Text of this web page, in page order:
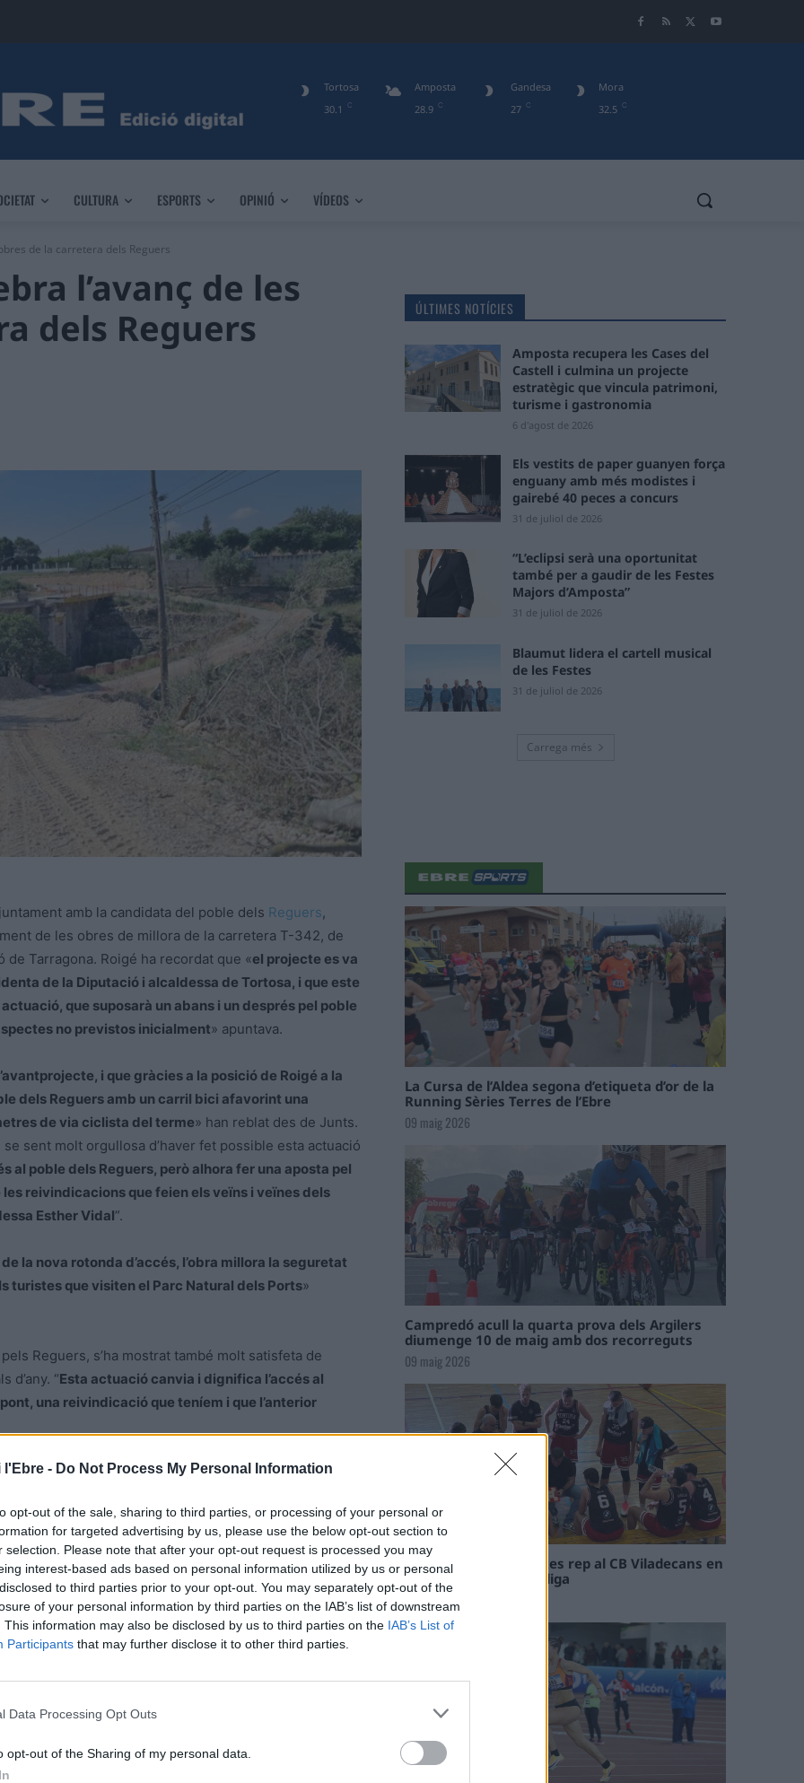
l'Ebre - Do Not Process My Personal Information
opt-out of the sale, sharing to third parties, or processing of your personal or
for targeted advertising by us, please use the below opt-out section to
selection. Please note that after your opt-out request is processed you may
interest-based ads based on personal information utilized by us or personal
to third parties prior to your opt-out. You may separately opt-out of the
of your personal information by third parties on the IAB’s list of downstream
This information may also be disclosed by us to third parties on the IAB’s List of
Participants that may further disclose it to other third parties.
Data Processing Opt Outs
opt-out of the Sharing of my personal data.
30.1 C
Tortosa
28.9 C
Amposta
27 C
Gandesa
32.5 C
Mora
CULTURA ESPORTS OPINIÓ VÍDEOS
de la carretera dels Reguers
l’avanç de les
dels Reguers
amb la candidata del poble dels Reguers,
de les obres de millora de la carretera T-342, de
Tarragona. Roigé ha recordat que «el projecte es va
de la Diputació i alcaldessa de Tortosa, i que este
que suposarà un abans i un després pel poble
no previstos inicialment» apuntava.
i que gràcies a la posició de Roigé a la
dels Reguers amb un carril bici afavorint una
de via ciclista del terme» han reblat des de Junts.
sent molt orgullosa d’haver fet possible esta actuació
al poble dels Reguers, però alhora fer una aposta pel
reivindicacions que feien els veïns i veïnes dels
Esther Vidal”.
la nova rotonda d’accés, l’obra millora la seguretat
turistes que visiten el Parc Natural dels Ports»
Reguers, s’ha mostrat també molt satisfeta de
d’any. “Esta actuació canvia i dignifica l’accés al
una reivindicació que teníem i que l’anterior
amb els Reguers, preveu l’ampliació del pont
Reguers que passarà de 5 a 8 metres, i que s’obrirà
final. L’obra té un pressupost de 4,5 milions d’euros i
ÚLTIMES NOTÍCIES
Amposta recupera les Cases del
Castell i culmina un projecte
estratègic que vincula patrimoni,
turisme i gastronomia
6 d'agost de 2026
Els vestits de paper guanyen força
enguany amb més modistes i
gairebé 40 peces a concurs
31 de juliol de 2026
“L’eclipsi serà una oportunitat
també per a gaudir de les Festes
Majors d’Amposta”
31 de juliol de 2026
Blaumut lidera el cartell musical
de les Festes
31 de juliol de 2026
Carrega més
La Cursa de l’Aldea segona d’etiqueta d’or de la
Running Sèries Terres de l’Ebre
09 maig 2026
Campredó acull la quarta prova dels Argilers
diumenge 10 de maig amb dos recorreguts
09 maig 2026
El Cantaires amb baixes rep al CB Viladecans en
el tram decisiu de la lliga
09 maig 2026